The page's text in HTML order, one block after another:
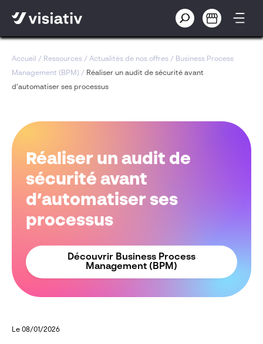
Accueil / Ressources / Actualités de nos offres / Business Process
Management (BPM) / Réaliser un audit de sécurité avant
d’automatiser ses processus
Réaliser un audit de
sécurité avant
d’automatiser ses
processus
Découvrir Business Process
Management (BPM)
Le 08/01/2026